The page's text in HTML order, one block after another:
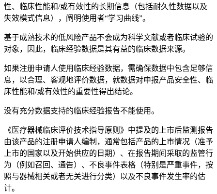
性、临床性能和/或有效性的长期信息（包括耐久性数据以及
失效模式信息），阐明使用者“学习曲线”。
基于成熟技术的低风险产品不会成为科学文献或者临床试验的
对象，因此，临床经验数据是其有益的临床数据来源。
如果注册申请人使用临床经验数据，需确保数据中包含足够信
息，以合理、客观地评价数据，就数据对申报产品安全性、临
床性能和/或有效性的重要性得出结论。
没有充分数据支持的临床经验报告不能使用。
《 医疗器械临床评价技术指导原则 》中提及的上市后监测报告
由该产品的注册申请人编制，通常包括产品的上市情况（准予
上市的国家以及开始供应的日期）、在报告期间采取的监管行
为（例如召回、通告）、不良事件表格（特别是严重事件，按
照与器械相关或者无关进行分类）以及不良事件发生率的估
计。